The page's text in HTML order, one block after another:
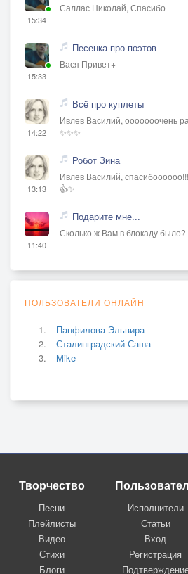
15:34
Саллас Николай, Спасибо
15:33
Песенка про поэтов
Вася Привет+
14:22
Всё про куплеты
Ивлев Василий, ооооооочень
✨✨✨
13:13
Робот Зина
Ивлев Василий,
👍✨
11:40
Подарите мне...
Сколько ж Вам в блокаду было?
ПОЛЬЗОВАТЕЛИ ОНЛАЙН
Панфилова Эльвира
Сталинградский Саша
Mike
Творчество
Песни
Плейлисты
Видео
Стихи
Блоги
Исполнители
Статьи
Вход
Регистрация